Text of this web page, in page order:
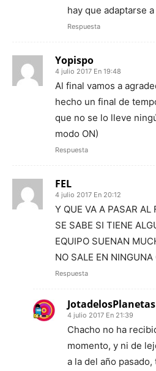
hay que adaptarse
Respuesta
Yopispo
4 julio 2017 En 19:48
Al final vamos a
hecho un final de
que no se lo lleve
modo ON)
Respuesta
FEL
4 julio 2017 En 20:12
Y QUE VA A PASAR AL
SE SABE SI TIENE
EQUIPO SUENAN
NO SALE EN
Respuesta
JotadelosPlanetas
4 julio 2017 En 21:39
Chacho no ha
momento, y ni de
a la del año